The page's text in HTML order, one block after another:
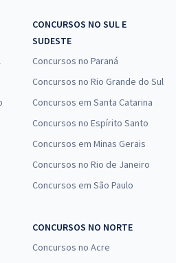
CONCURSOS NO SUL E
SUDESTE
Concursos no Paraná
Concursos no Rio Grande do Sul
Concursos em Santa Catarina
Concursos no Espírito Santo
Concursos em Minas Gerais
Concursos no Rio de Janeiro
Concursos em São Paulo
CONCURSOS NO NORTE
Concursos no Acre